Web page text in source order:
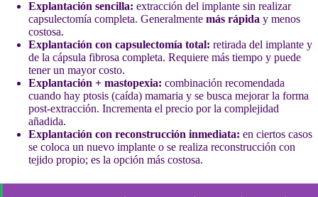
Explantación sencilla: extracción del implante sin realizar
capsulectomía completa. Generalmente más rápida y menos
costosa.
Explantación con capsulectomía total: retirada del implante y
de la cápsula fibrosa completa. Requiere más tiempo y puede
tener un mayor costo.
Explantación + mastopexia: combinación recomendada
cuando hay ptosis (caída) mamaria y se busca mejorar la forma
post-extracción. Incrementa el precio por la complejidad
añadida.
Explantación con reconstrucción inmediata: en ciertos casos
se coloca un nuevo implante o se realiza reconstrucción con
tejido propio; es la opción más costosa.